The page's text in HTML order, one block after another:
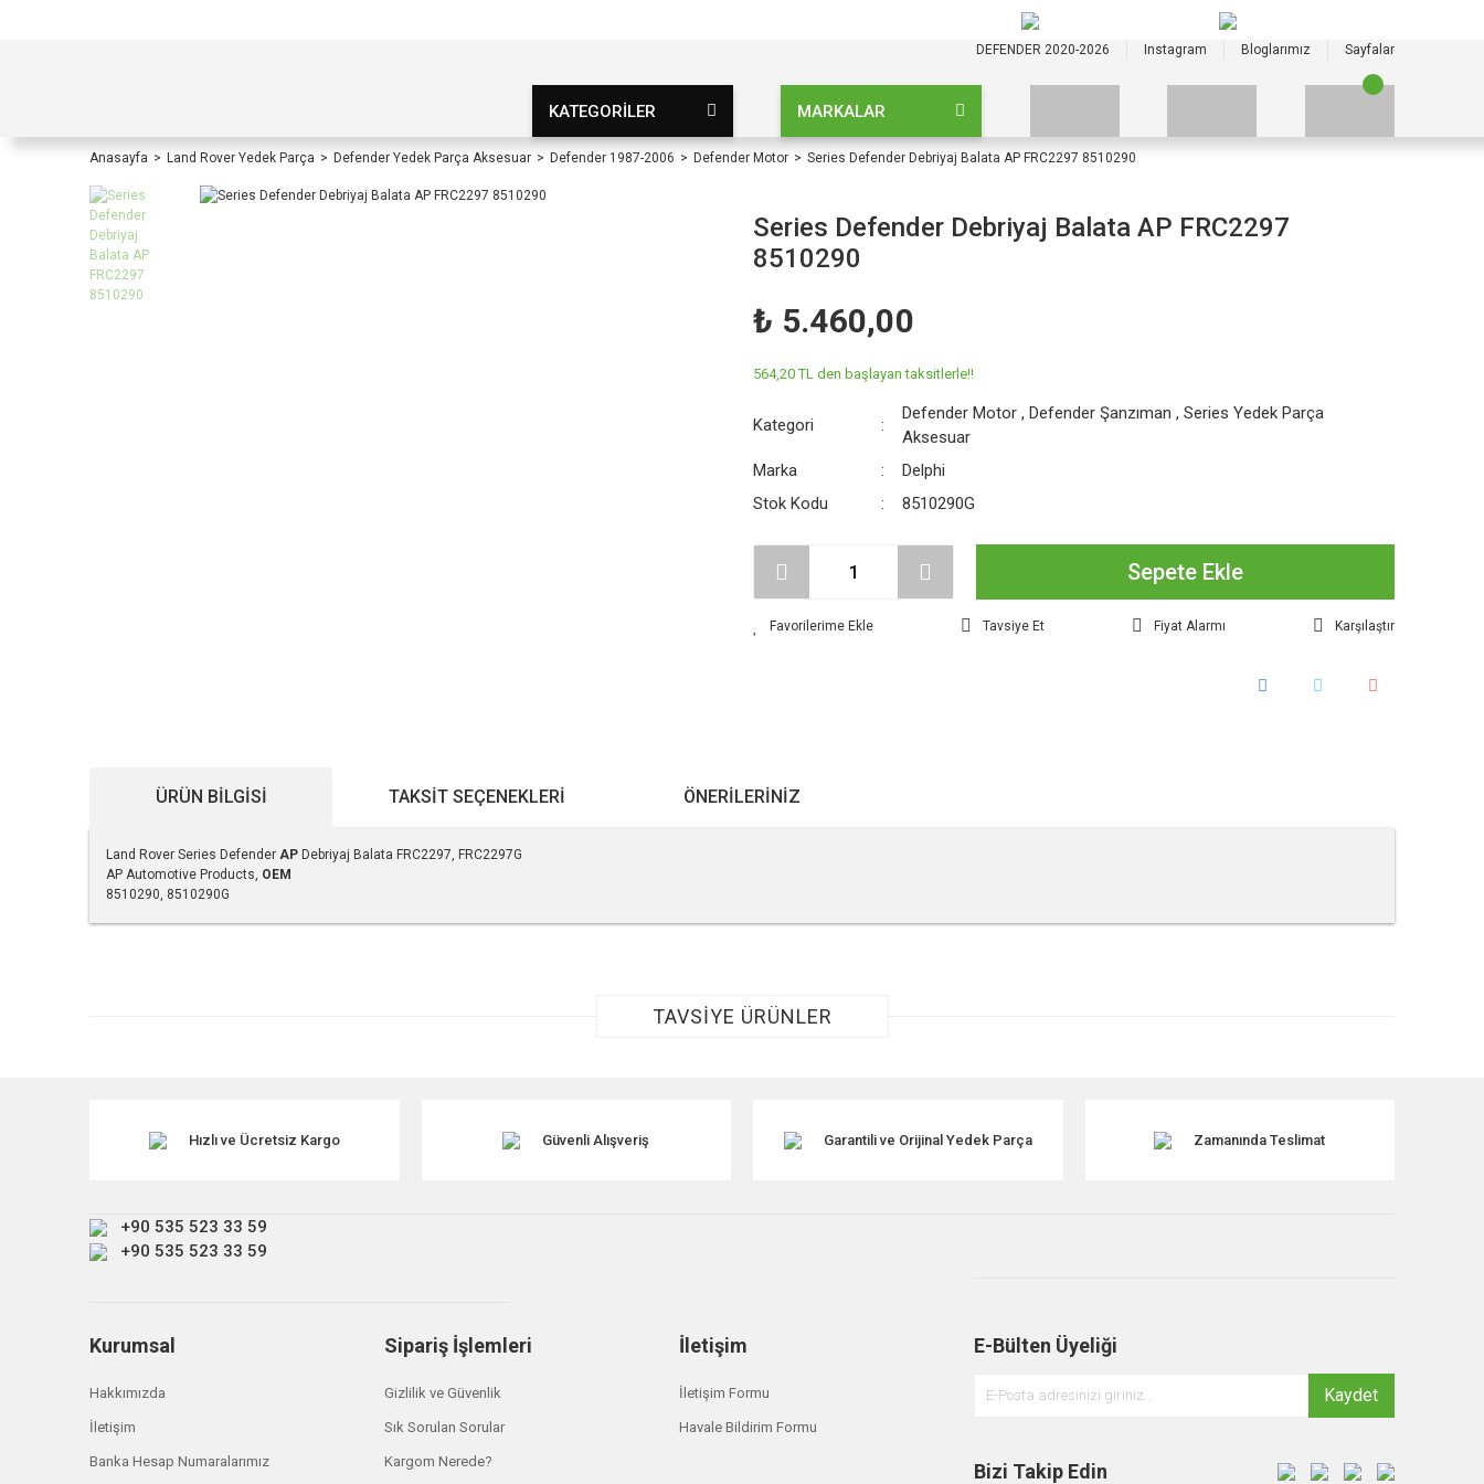
DEFENDER 2020-2026 Instagram Bloglarımız Sayfalar
KATEGORİLER MARKALAR
Anasayfa Land Rover Yedek Parça Defender Yedek Parça Aksesuar Defender 1987-2006 Defender Motor Series Defender Debriyaj Balata AP FRC2297 8510290
Series Defender Debriyaj Balata AP FRC2297
8510290
₺ 5.460,00
564,20 TL den başlayan taksitlerle!!
Kategori
Defender Motor ,Defender Şanzıman ,Series Yedek Parça
Aksesuar
Marka
Delphi
Stok Kodu
8510290G
Sepete Ekle
Tavsiye Et Fiyat Alarmı Karşılaştır
ÜRÜN BILGISI TAKSIT SEÇENEKLERI ÖNERILERINIZ
Land Rover Series Defender AP Debriyaj Balata FRC2297, FRC2297G
AP Automotive Products, OEM
8510290, 8510290G
Bu ürüne benzer farklı alternatifler olmalı.
TAVSİYE ÜRÜNLER
Britpart
Series Defender Debriyaj Baskı 576557
Hızlı ve Ücretsiz Kargo Güvenli Alışveriş Garantili ve Orijinal Yedek Parça Zamanında Teslimat
+90 535 523 33 59
+90 535 523 33 59
Kurumsal
Hakkımızda
İletişim
Banka Hesap Numaralarımız
Sipariş İşlemleri
Gizlilik ve Güvenlik
Sık Sorulan Sorular
Kargom Nerede?
İletişim
İletişim Formu
Havale Bildirim Formu
E-Bülten Üyeliği
Kaydet
Bizi Takip Edin